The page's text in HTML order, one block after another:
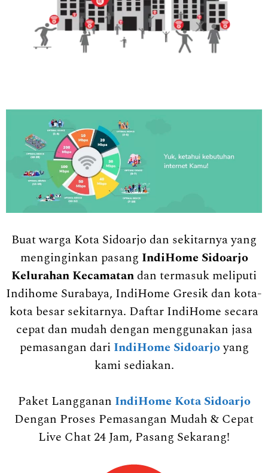
Buat warga Kota Sidoarjo dan sekitarnya yang
menginginkan pasang IndiHome Sidoarjo
Kelurahan Kecamatan dan termasuk meliputi
Indihome Surabaya, IndiHome Gresik dan kota-
kota besar sekitarnya. Daftar IndiHome secara
cepat dan mudah dengan menggunakan jasa
pemasangan dari IndiHome Sidoarjoyang
kami sediakan.
Paket Langganan IndiHome Kota Sidoarjo
Dengan Proses Pemasangan Mudah & Cepat
Live Chat 24 Jam, Pasang Sekarang!